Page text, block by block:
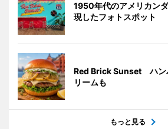
1950年代のアメリカン
現したフォトスポット
Red Brick Sunset ハン
リームも
もっと見る